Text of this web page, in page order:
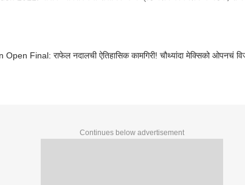
Open Final: राफेल नदालची ऐतिहासिक कामगिरी! चौथ्यांदा मेक्सिको ओपनचं
Continues below advertisement